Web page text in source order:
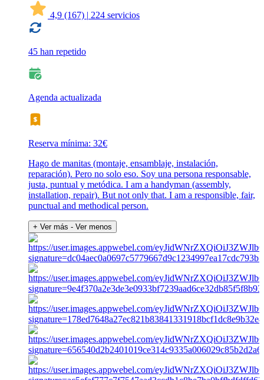
4,9 (167) | 224 servicios
45 han repetido
Agenda actualizada
Reserva mínima: 32€
Hago de manitas (montaje, ensamblaje, instalación,
reparación). Pero no solo eso. Soy una persona responsable,
justa, puntual y metódica. I am a handyman (assembly,
installation, repair). But not only that. I am a responsible, fair,
punctual and methodical person.
+ Ver más - Ver menos